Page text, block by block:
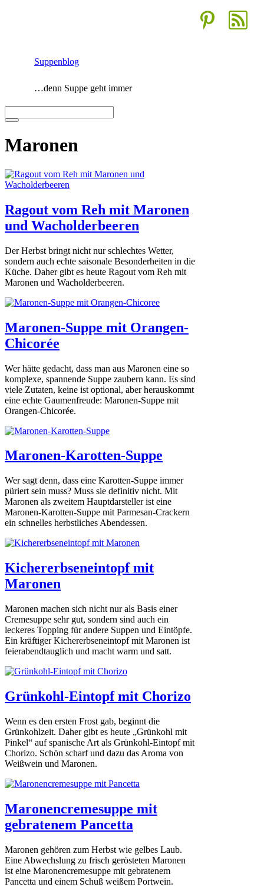
Suppenblog
…denn Suppe geht immer
Menü
Maronen
Ragout vom Reh mit Maronen
und Wacholderbeeren
Der Herbst bringt nicht nur schlechtes Wetter,
sondern auch echte saisonale Besonderheiten in die
Küche. Daher gibt es heute Ragout vom Reh mit
Maronen und Wacholderbeeren.
Maronen-Suppe mit Orangen-
Chicorée
Wer hätte gedacht, dass man aus Maronen eine so
komplexe, spannende Suppe zaubern kann. Es sind
viele Zutaten, keine ist optional, aber herauskommt
eine echte Gaumenfreude: Maronen-Suppe mit
Orangen-Chicorée.
Maronen-Karotten-Suppe
Wer sagt denn, dass eine Karotten-Suppe immer
püriert sein muss? Muss sie definitiv nicht. Mit
Maronen als zweitem Hauptdarsteller ist eine
Maronen-Karotten-Suppe mit Parmesan-Crackern
ein schnelles herbstliches Abendessen.
Kichererbseneintopf mit
Maronen
Maronen machen sich nicht nur als Basis einer
Cremesuppe sehr gut, sondern sind auch ein
leckeres Topping für andere Suppen und Eintöpfe.
Ein kräftiger Kichererbseneintopf mit Maronen ist
feierabendtauglich und macht warm und satt.
Grünkohl-Eintopf mit Chorizo
Wenn es den ersten Frost gab, beginnt die
Grünkohlzeit. Daher gibt es heute „Grünkohl mit
Pinkel“ auf spanische Art als Grünkohl-Eintopf mit
Chorizo. Schön scharf und dazu das Aroma von
Weißwein und Maronen.
Maronencremesuppe mit
gebratenem Pancetta
Maronen gehören zum Herbst wie gelbes Laub.
Eine Abwechslung zu frisch gerösteten Maronen
ist eine Maronencremesuppe mit gebratenem
Pancetta und einem Schuß weißem Portwein.